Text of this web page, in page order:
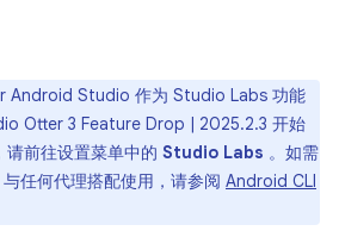
Android Studio 作为 Studio Labs 功能
Otter 3 Feature Drop | 2025.2.3 开始
前往设置菜单中的 Studio Labs 。如需
任何代理搭配使用，请参阅 Android CLI